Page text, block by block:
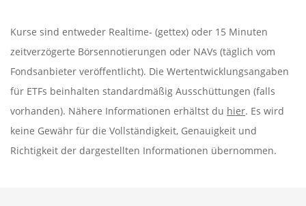
Kurse sind entweder Realtime- (gettex) oder 15 Minuten
zeitverzögerte Börsennotierungen oder NAVs (täglich vom
Fondsanbieter veröffentlicht). Die Wertentwicklungsangaben
für ETFs beinhalten standardmäßig Ausschüttungen (falls
vorhanden). Nähere Informationen erhältst du hier. Es wird
keine Gewähr für die Vollständigkeit, Genauigkeit und
Richtigkeit der dargestellten Informationen übernommen.